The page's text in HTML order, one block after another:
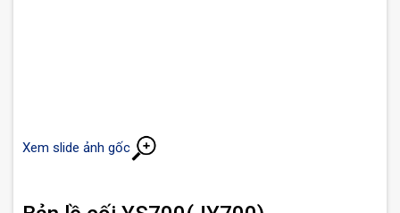
Xem slide ảnh gốc